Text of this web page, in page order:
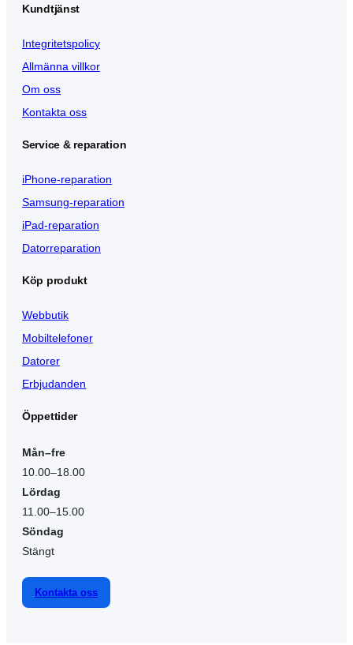
Kundtjänst
Integritetspolicy
Allmänna villkor
Om oss
Kontakta oss
Service & reparation
iPhone-reparation
Samsung-reparation
iPad-reparation
Datorreparation
Köp produkt
Webbutik
Mobiltelefoner
Datorer
Erbjudanden
Öppettider
Mån–fre
10.00–18.00
Lördag
11.00–15.00
Söndag
Stängt
Kontakta oss